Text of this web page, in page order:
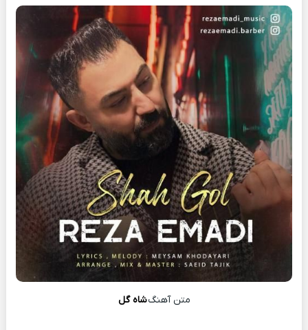
متن آهنگشاه گل